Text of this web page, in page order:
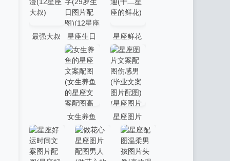
座配图片
图/摩羯座
浪漫的文
座文案配
图-我的网
站
什么星座
男和什么
星座最配
当情侣)
最强大叔
星座生日
配图图片
伤感带字
(29岁生日
图片配图)
(12星座生
日图)
星座鲜花
文案情绪
配图卡通
(十二星座
的鲜花)
女生养鱼
的星座文
案配图(女
星座图片
文案配图
伤感男(毕